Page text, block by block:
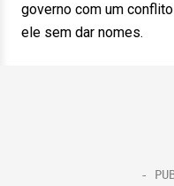
governo com um
ele sem dar nomes.